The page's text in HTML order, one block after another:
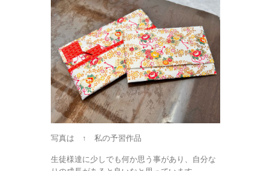
写真は ↑ 私の予習作品
生徒様達に少しでも何か思う事があり、自分な